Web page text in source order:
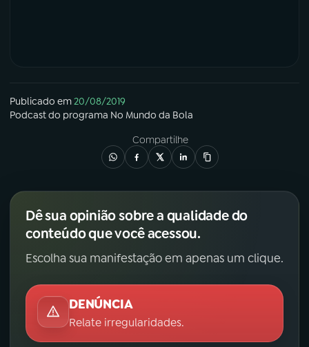
Publicado em20/08/2019
Podcastdo programa No Mundo da Bola
Compartilhe
Dê sua opinião sobre a qualidade do
conteúdo que você acessou.
Escolha sua manifestação em apenas um clique.
DENÚNCIA
Relate irregularidades.